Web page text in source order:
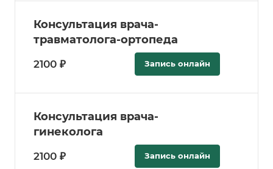
Консультация врача-
травматолога-ортопеда
2100 ₽ Запись онлайн
Консультация врача-
гинеколога
2100 ₽ Запись онлайн